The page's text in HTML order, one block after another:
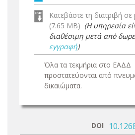
Κατεβάστε τη διατριβή
(7.65 MB) (Η υπηρεσία
διαθέσιμη μετά από
εγγραφή)
Όλα τα τεκμήρια στο ΕΑΔΔ
προστατεύονται από
δικαιώματα.
DOI